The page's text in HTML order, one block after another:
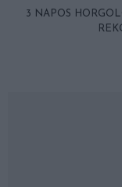
3 NAPOS